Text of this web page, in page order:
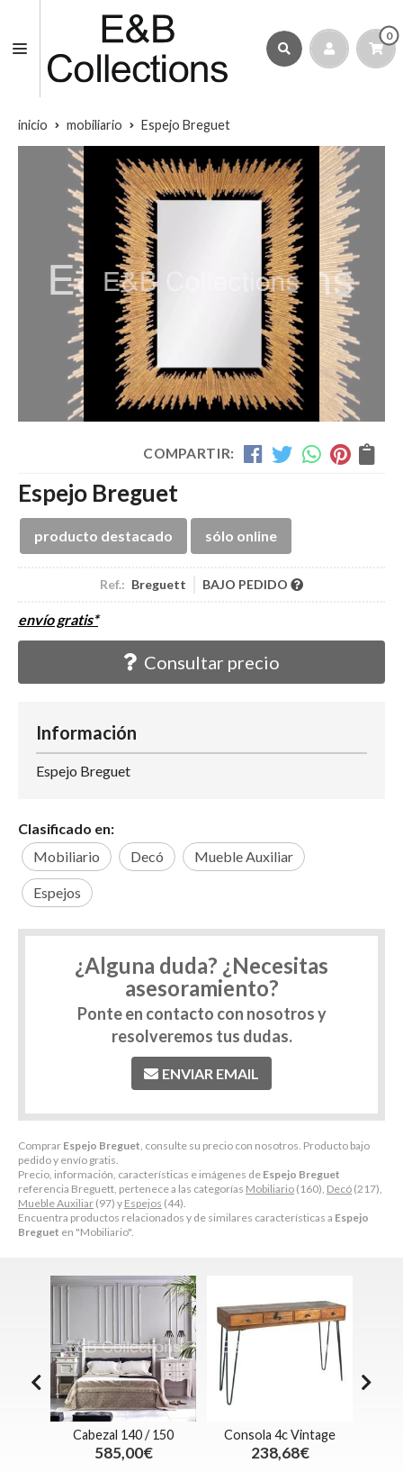
0
inicio mobiliario Espejo Breguet
COMPARTIR:
Espejo Breguet
producto destacado sólo online
Ref.: Breguett BAJO PEDIDO
envío gratis*
Consultar precio
Comprar Espejo Breguet, consulte su precio con nosotros. Producto bajo
pedido y envío gratis.
Precio, información, características e imágenes de Espejo Breguet
referencia Breguett, pertenece a las categorías Mobiliario (160), Decó (217),
Mueble Auxiliar (97) y Espejos (44).
Encuentra productos relacionados y de similares características a Espejo
Breguet en "Mobiliario".
Información
Espejo Breguet
Clasificado en:
Mobiliario
Decó Mueble Auxiliar
Espejos
¿Alguna duda? ¿Necesitas
asesoramiento?
Ponte en contacto con nosotros y
resolveremos tus dudas.
ENVIAR EMAIL
Cabezal 140 / 150
585,00€
Consola 4c Vintage
238,68€